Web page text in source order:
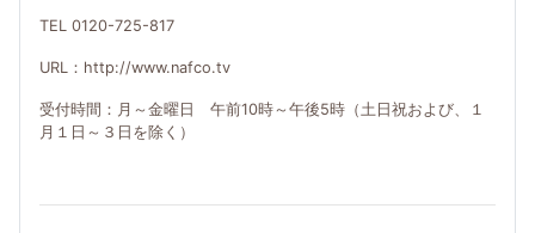
TEL 0120-725-817
URL：http://www.nafco.tv
受付時間：月～金曜日 午前10時～午後5時（土日祝および、１
月１日～３日を除く）